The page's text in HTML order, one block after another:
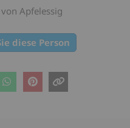
Apfelessig
diese Person